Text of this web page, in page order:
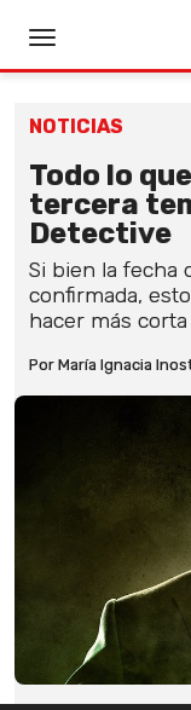
NOTICIAS
Todo lo
tercera
Detective
Si bien la fecha
confirmada,
hacer más corta
Por María Ignacia